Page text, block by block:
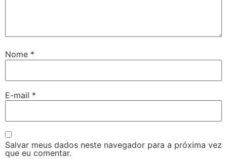
Nome *
E-mail *
Salvar meus dados neste navegador para a próxima vez
que eu comentar.